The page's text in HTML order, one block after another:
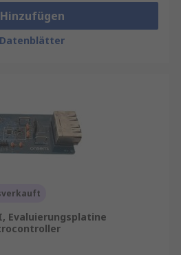
Hinzufügen
Datenblätter
Evaluierungsplatine